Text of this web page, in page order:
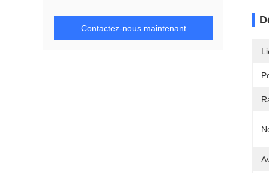
Contactez-nous maintenant